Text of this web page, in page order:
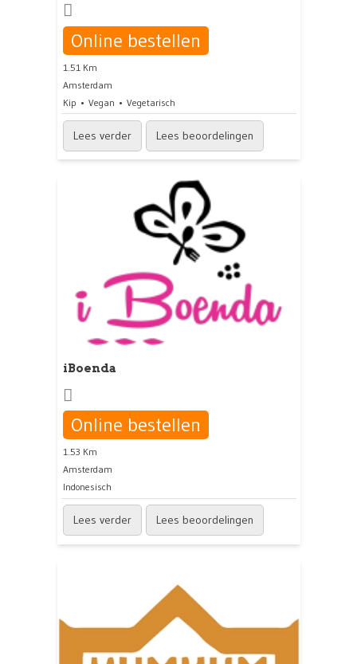
Online bestellen
1.51 Km
Amsterdam
Kip
Vegan Vegetarisch
Lees verder Lees beoordelingen
iBoenda
Online bestellen
1.53 Km
Amsterdam
Indonesisch
Lees verder Lees beoordelingen